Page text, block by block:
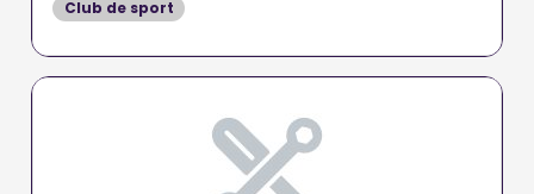
Club de sport